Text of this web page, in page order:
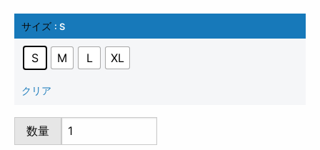
サイズ : S
S M L XL
クリア
HS2100-
527
数量